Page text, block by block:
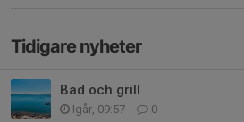
Tidigare nyheter
Bad och grill
Igår, 09:57 0